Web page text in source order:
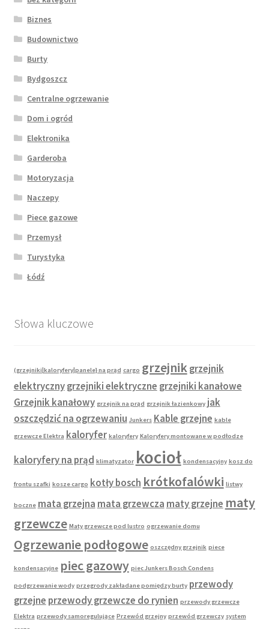
Biznes
Budownictwo
Burty
Bydgoszcz
Centralne ogrzewanie
Dom i ogród
Elektronika
Garderoba
Motoryzacja
Naczepy
Piece gazowe
Przemysł
Turystyka
Łódź
Słowa kluczowe
(grzejniki|kaloryfery|panele} na prąd cargo grzejnik grzejnik
elektryczny grzejniki elektryczne grzejniki kanałowe
Grzejnik kanałowy grzejnik na prąd grzejnik łazienkowy jak
oszczędzić na ogrzewaniu Junkers Kable grzejne kable
grzewcze Elektra kaloryfer kaloryfery Kaloryfery montowane w podłodze
kaloryfery na prąd klimatyzator kocioł kondensacyjny kosz do
frontu szafki kosze cargo kotły bosch krótkofalówki listwy
boczne mata grzejna mata grzewcza maty grzejne maty
grzewcze Maty grzewcze pod lustro ogrzewanie domu
Ogrzewanie podłogowe oszczędny grzejnik piece
kondensacyjne piec gazowy piec Junkers Bosch Condens
podgrzewanie wody przegrody zakładane pomiędzy burty przewody
grzejne przewody grzewcze do rynien przewody grzewcze
Elektra przewody samoregulujące Przewód grzejny przewód grzewczy system